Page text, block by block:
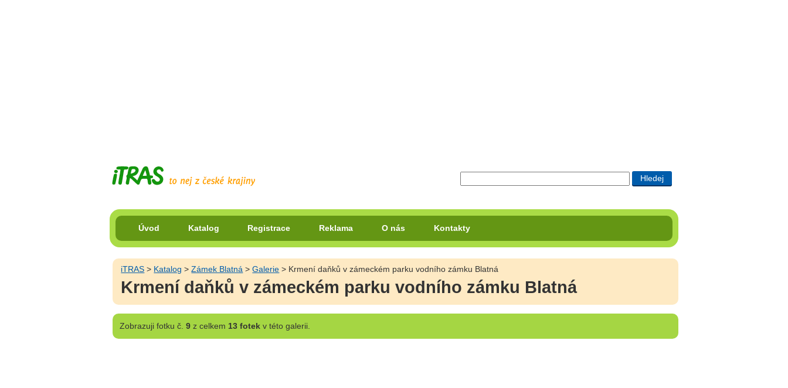
Úvod Katalog Registrace Reklama O nás Kontakty
iTRAS > Katalog >Zámek Blatná >Galerie > Krmení daňků v zámeckém parku vodního zámku Blatná
Krmení daňků v zámeckém parku vodního zámku Blatná
Zobrazujifotku č. 9z celkem 13 fotekv této galerii.